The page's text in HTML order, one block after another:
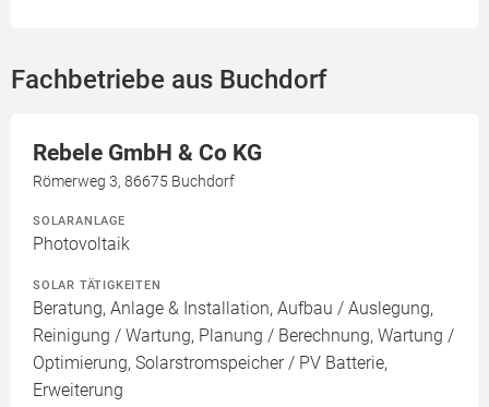
Fachbetriebe aus Buchdorf
Rebele GmbH & Co KG
Römerweg 3, 86675 Buchdorf
SOLARANLAGE
Photovoltaik
SOLAR TÄTIGKEITEN
Beratung, Anlage & Installation, Aufbau / Auslegung,
Reinigung / Wartung, Planung / Berechnung, Wartung /
Optimierung, Solarstromspeicher / PV Batterie,
Erweiterung